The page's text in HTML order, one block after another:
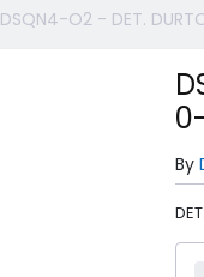
DSQN4-O2 - DET.
By